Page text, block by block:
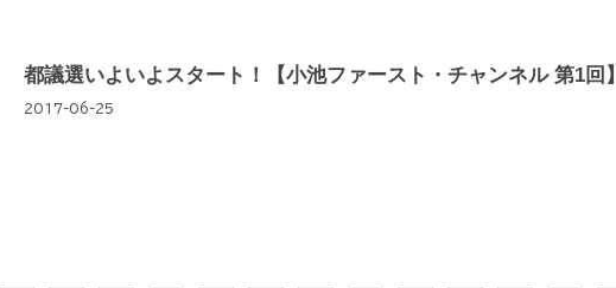
都議選いよいよスタート！【小池ファースト・チャンネル 第1回】
2017-06-25